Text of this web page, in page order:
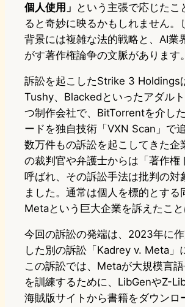
個人使用」 という主張で応じたこ
ると奇妙に映るかもしれません。
背景には複雑な法的戦略と、AI業
がす著作権論争の文脈があります。
訴訟を起こしたStrike 3 Holdings
Tushy、Blackedといったアダル
つ制作会社で、BitTorrentを介し
ードを独自技術「VXN Scan」で
数万件もの訴訟を起こしてきた企
の裁判官や弁護士からは「著作権
呼ばれ、その訴訟手法は批判の対
ました。通常は個人を標的とする
Metaという巨大企業を訴えたこと
今回の訴訟の発端は、2023年に
した別の訴訟「Kadrey v. Meta」
この訴訟では、Metaが大規模言
を訓練するために、LibGenやZ-
海賊版サイトから書籍をダウンロ